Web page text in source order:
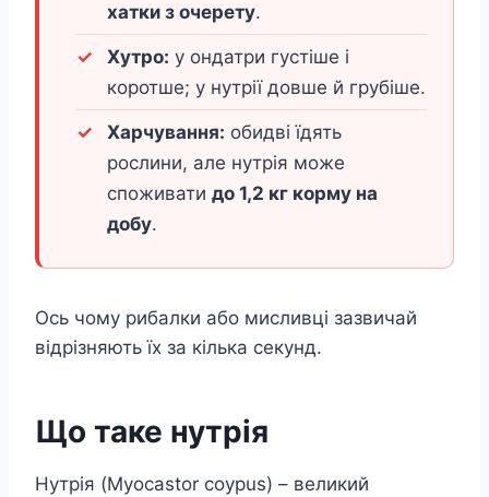
хатки з очерету.
Хутро: у ондатри густіше і
коротше; у нутрії довше й грубіше.
Харчування: обидві їдять
рослини, але нутрія може
споживати до 1,2 кг корму на
добу.
Ось чому рибалки або мисливці зазвичай
відрізняють їх за кілька секунд.
Що таке нутрія
Нутрія (Myocastor coypus) – великий